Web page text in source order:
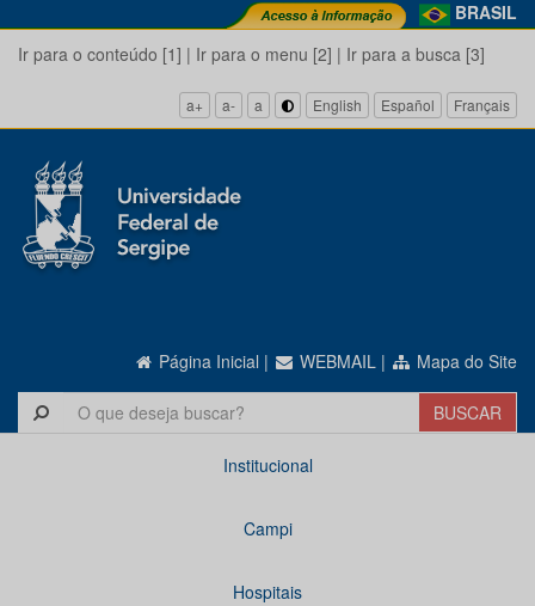
BRASIL
Ir para o conteúdo [1] | Ir para o menu [2] | Ir para a busca [3]
a+ a- a English Español Français
Página Inicial | WEBMAIL | Mapa do Site
Institucional
Campi
Hospitais